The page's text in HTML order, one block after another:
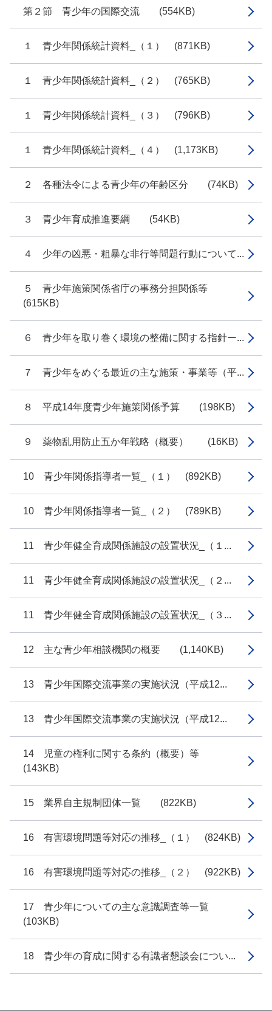
第２節 青少年の国際交流 (554KB)
１ 青少年関係統計資料_（１） (871KB)
１ 青少年関係統計資料_（２） (765KB)
１ 青少年関係統計資料_（３） (796KB)
１ 青少年関係統計資料_（４） (1,173KB)
２ 各種法令による青少年の年齢区分 (74KB)
３ 青少年育成推進要綱 (54KB)
４ 少年の凶悪・粗暴な非行等問題行動について...
５ 青少年施策関係省庁の事務分担関係等
(615KB)
６ 青少年を取り巻く環境の整備に関する指針ー...
７ 青少年をめぐる最近の主な施策・事業等（平...
８ 平成14年度青少年施策関係予算 (198KB)
９ 薬物乱用防止五か年戦略（概要） (16KB)
10 青少年関係指導者一覧_（１） (892KB)
10 青少年関係指導者一覧_（２） (789KB)
11 青少年健全育成関係施設の設置状況_（１...
11 青少年健全育成関係施設の設置状況_（２...
11 青少年健全育成関係施設の設置状況_（３...
12 主な青少年相談機関の概要 (1,140KB)
13 青少年国際交流事業の実施状況（平成12...
13 青少年国際交流事業の実施状況（平成12...
14 児童の権利に関する条約（概要）等
(143KB)
15 業界自主規制団体一覧 (822KB)
16 有害環境問題等対応の推移_（１） (824KB)
16 有害環境問題等対応の推移_（２） (922KB)
17 青少年についての主な意識調査等一覧
(103KB)
18 青少年の育成に関する有識者懇談会につい...